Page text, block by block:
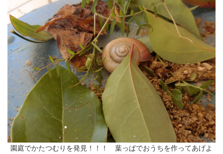
園庭でかたつむりを発見！！！ 葉っぱでおうちを作ってあげよ